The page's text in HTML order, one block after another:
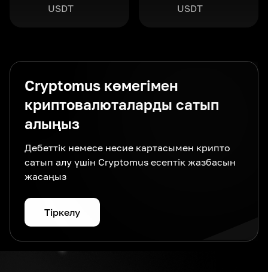
USDT
USDT
Cryptomus көмегімен
криптовалюталарды сатып
алыңыз
Дебеттік немесе несие картасымен крипто
сатып алу үшін Cryptomus есептік жазбасын
жасаңыз
Тіркелу